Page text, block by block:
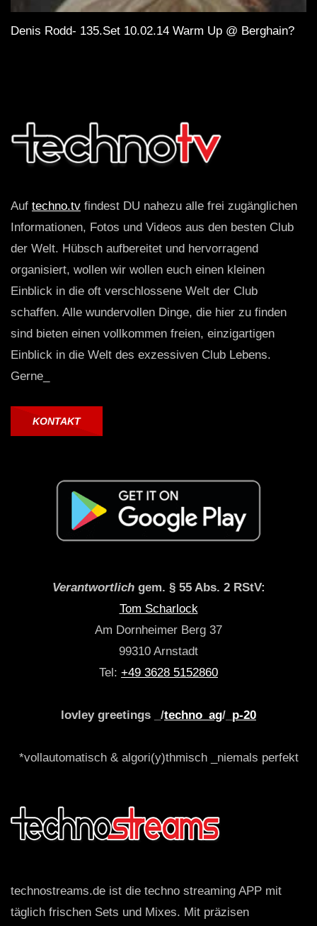
Denis Rodd- 135.Set 10.02.14 Warm Up @ Berghain?
Auf techno.tv findest DU nahezu alle frei zugänglichen
Informationen, Fotos und Videos aus den besten Club
der Welt. Hübsch aufbereitet und hervorragend
organisiert, wollen wir wollen euch einen kleinen
Einblick in die oft verschlossene Welt der Club
schaffen. Alle wundervollen Dinge, die hier zu finden
sind bieten einen vollkommen freien, einzigartigen
Einblick in die Welt des exzessiven Club Lebens.
Gerne_
KONTAKT
Verantwortlichgem. § 55 Abs. 2 RStV:
Tom Scharlock
Am Dornheimer Berg 37
99310 Arnstadt
Tel: +49 3628 5152860
lovley greetings _/techno_ag/_ p-20
*vollautomatisch & algori(y)thmisch _niemals perfekt
technostreams.de ist die techno streaming APP mit
täglich frischen Sets und Mixes. Mit präzisen